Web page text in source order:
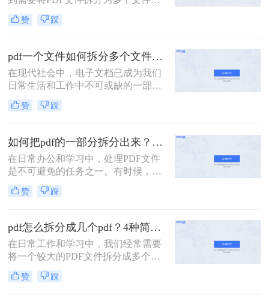
需求。无论是为了方便分享、减小文
件大小，还是为了将不同章节或内容
有用的技能。那么PDF文件如何拆分
成多个文件呢？本文将介绍三种常用
的方法，帮助你轻松拆分PDF文件。
赞 踩
pdf一个文件如何拆分多个文件？教你4招高效又简单！
在现代社会中，电子文档已成为我们
日常生活和工作中不可或缺的一部
分。而PDF文件是最常见和流行的电
子文档格式之一。但有时我们可能会
型的PDF文件拆分成多个小文件，以
便更方便地阅读、共享或打印。 那
么，pdf一个文件如何拆分多个文件
呢？下面我将为您详细介绍几种简单
有效的方法。
赞 踩
如何把pdf的一部分拆分出来？这3种分割方法很简单！
在日常办公和学习中，处理PDF文件
是不可避免的任务之一。有时候，我
们需要从一份PDF文件中提取出某一
部分内容，以便与他人分享或用于其
出来呢？本文将介绍三种将PDF的一
部分拆分出来的方法。
赞 踩
pdf怎么拆分成几个pdf？4种简单方法分享~
在日常工作和学习中，我们经常需要
将一个较大的PDF文件拆分成多个较
小的PDF文件，以便于管理和分享。
那么pdf怎么拆分成几个pdf呢？以下
赞 踩